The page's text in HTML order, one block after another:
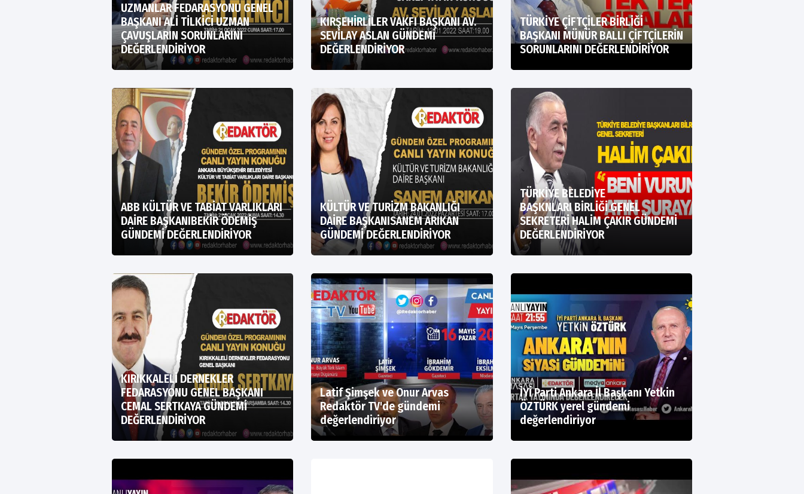
UZMANLAR FEDARASYONU GENEL
BAŞKANI ALİ TİLKİCİ UZMAN
ÇAVUŞLARIN SORUNLARINI
DEĞERLENDİRİYOR
KIRŞEHİRLİLER VAKFI BAŞKANI AV.
SEVİLAY ASLAN GÜNDEMİ
DEĞERLENDİRİYOR
TÜRKİYE ÇİFTÇİLER BİRLİĞİ
BAŞKANI MÜNÜR BALLI ÇİFTÇİLERİN
SORUNLARINI DEĞERLENDİRİYOR
ABB KÜLTÜR VE TABİAT VARLIKLARI
DAİRE BAŞKANIBEKİR ÖDEMİŞ
GÜNDEMİ DEĞERLENDİRİYOR
KÜLTÜR VE TURİZM BAKANLIĞI
DAİRE BAŞKANISANEM ARIKAN
GÜNDEMİ DEĞERLENDİRİYOR
TÜRKİYE BELEDİYE
BAŞKNLARI BİRLİĞİ GENEL
SEKRETERİ HALİM ÇAKIR GÜNDEMİ
DEĞERLENDİRİYOR
KIRIKKALELİ DERNEKLER
FEDARASYONU GENEL BAŞKANI
CEMAL SERTKAYA GÜNDEMİ
DEĞERLENDİRİYOR
Latif Şimşek ve Onur Arvas
Redaktör TV'de gündemi
değerlendiriyor
İYİ Parti Ankara İl Başkanı Yetkin
ÖZTÜRK yerel gündemi
değerlendiriyor